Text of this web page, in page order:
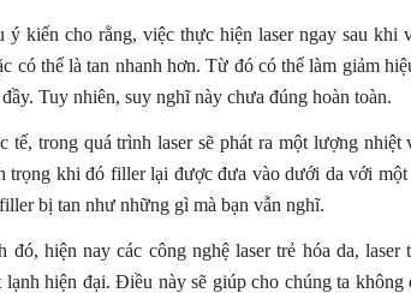
ý kiến cho rằng, việc thực hiện laser ngay sau
có thể là tan nhanh hơn. Từ đó có thể làm giảm
Tuy nhiên, suy nghĩ này chưa đúng hoàn toàn.
tế, trong quá trình laser sẽ phát ra một lượng
trọng khi đó filler lại được đưa vào dưới da với
bị tan như những gì mà bạn vẫn nghĩ.
đó, hiện nay các công nghệ laser trẻ hóa da,
lạnh hiện đại. Điều này sẽ giúp cho chúng ta